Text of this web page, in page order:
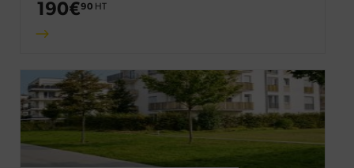
190€90 HT